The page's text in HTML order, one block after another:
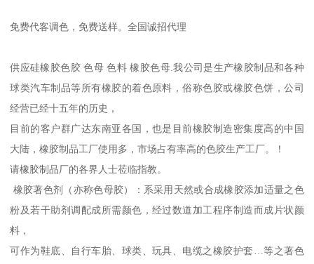
免费代客调色，免费送样。全国诚招代理
供应硅橡胶色胶 色母 色料 橡胶色母.我公司是生产橡胶制品和各种
球类汽车制品等所有橡胶的着色原料，俗称色胶或橡胶色饼，公司
经营已经十五年的历史，
目前的客户群广达东南亚各国，也是目前橡胶制造密集度高的中国
大陆，橡胶制品工厂使用多，市场占有率高的色胶生产工厂。！
请橡胶制品厂的各界人士莅临指教。
橡胶著色剂（亦称色母胶）：系采用天然或合成橡胶添加适量之色
粉及若干助剂调配成所需颜色，经过数道加工程序制造而成片状颜
料，
可作为鞋底、自行车胎、球类、玩具、电缆之橡胶护套…等之著色